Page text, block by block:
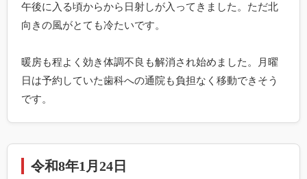
午後に入る頃からから日射しが入ってきました。ただ北
向きの風がとても冷たいです。
暖房も程よく効き体調不良も解消され始めました。月曜
日は予約していた歯科への通院も負担なく移動できそう
です。
令和8年1月24日